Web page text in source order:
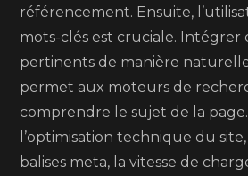
référencement. Ensuite,
mots-clés est cruciale. Intégrer
pertinents de manière
permet aux moteurs de
comprendre le sujet de la
l’optimisation technique du
balises meta, la vitesse de